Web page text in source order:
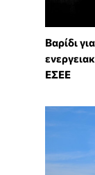
Βαρίδι
ΕΣΕΕ